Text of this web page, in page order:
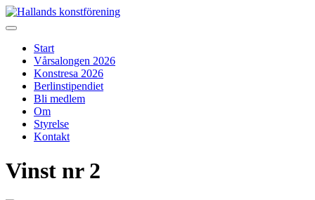
Skip
to
Start
Vårsalongen 2026
Konstresa 2026
Berlinstipendiet
Bli medlem
Om
Styrelse
Kontakt
Vinst nr 2